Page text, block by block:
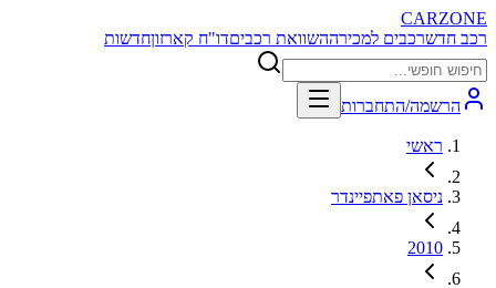
CARZONE
רכב חדשרכבים למכירההשוואת רכביםדו"ח קארזוןחדשות
הרשמה/התחברות
ראשי
ניסאן פאתפיינדר
2010